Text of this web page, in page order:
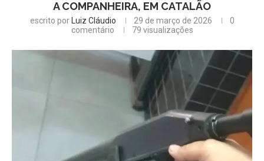
A COMPANHEIRA, EM CATALÃO
escrito por Luiz Cláudio 29 de março de 2026
0
comentário
79 visualizações